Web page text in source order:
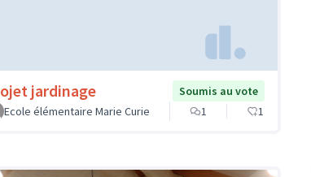
jardinage
Soumis au vote
Ecole élémentaire Marie Curie
1 1